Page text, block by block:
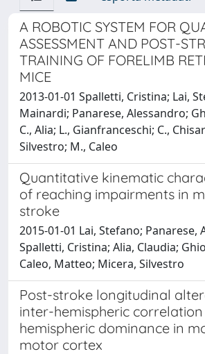
A ROBOTIC SYSTEM FOR
ASSESSMENT AND POST-
TRAINING OF FORELIMB
MICE
2013-01-01 Spalletti, Cristina; Lai,
Mainardi; Panarese, Alessandro;
C., Alia; L., Gianfranceschi; C.,
Silvestro; M., Caleo
Quantitative kinematic
of reaching impairments in
stroke
2015-01-01 Lai, Stefano; Panarese,
Spalletti, Cristina; Alia, Claudia;
Caleo, Matteo; Micera, Silvestro
Post-stroke longitudinal
inter-hemispheric
hemispheric dominance in
motor cortex